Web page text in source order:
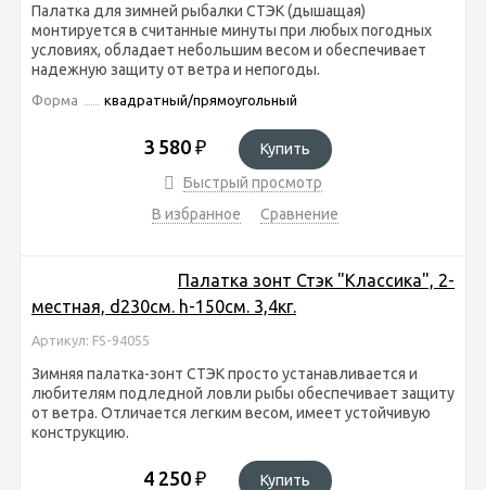
Палатка для зимней рыбалки СТЭК (дышащая)
монтируется в считанные минуты при любых погодных
условиях, обладает небольшим весом и обеспечивает
надежную защиту от ветра и непогоды.
Форма квадратный/прямоугольный
3 580 ₽
Купить
Быстрый просмотр
В избранное
Сравнение
Палатка зонт Стэк "Классика", 2-
местная, d230см. h-150см. 3,4кг.
Артикул: FS-94055
Зимняя палатка-зонт СТЭК просто устанавливается и
любителям подледной ловли рыбы обеспечивает защиту
от ветра. Отличается легким весом, имеет устойчивую
конструкцию.
4 250 ₽
Купить